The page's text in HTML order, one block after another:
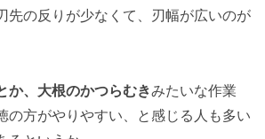
先の反りが少なくて、刃幅が広いのが
か、大根のかつらむきみたいな作業
の方がやりやすい、と感じる人も多い